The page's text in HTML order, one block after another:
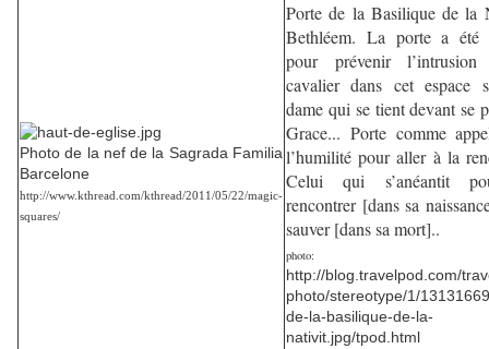
Photo de la nef de la Sagrada Familia
Barcelone
http://www.kthread.com/kthread/2011/05/22/magic-
squares/
Porte de la Basilique de la
Bethléem. La porte a été
pour prévenir
cavalier dans cet espace
dame qui se tient devant se
Grace... Porte comme
l’humilité pour aller à la
Celui qui s’anéantit
rencontrer [dans sa
sauver [dans sa mort]..
photo:
http://blog.travelpod.com/
photo/stereotype/1/
de-la-basilique-de-la-
nativit.jpg/tpod.html